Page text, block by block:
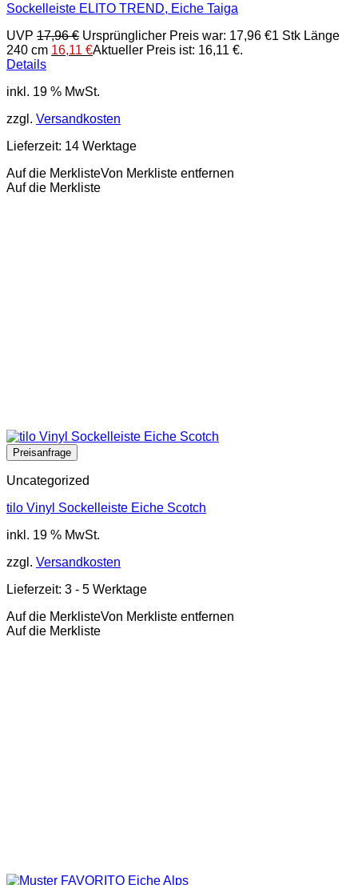
Sockelleiste ELITO TREND, Eiche Taiga
UVP 17,96€ Ursprünglicher Preis war: 17,96 €1 Stk Länge
240 cm 16,11 €Aktueller Preis ist: 16,11 €.
Details
inkl. 19 % MwSt.
zzgl. Versandkosten
Lieferzeit: 14 Werktage
Auf die MerklisteVon Merkliste entfernen
Auf die Merkliste
Uncategorized
tilo Vinyl Sockelleiste Eiche Scotch
inkl. 19 % MwSt.
zzgl. Versandkosten
Lieferzeit: 3 - 5 Werktage
Auf die MerklisteVon Merkliste entfernen
Auf die Merkliste